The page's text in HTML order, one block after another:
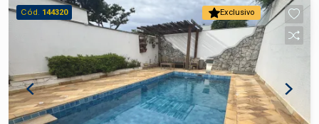
Exclusivo
Cód. 144320